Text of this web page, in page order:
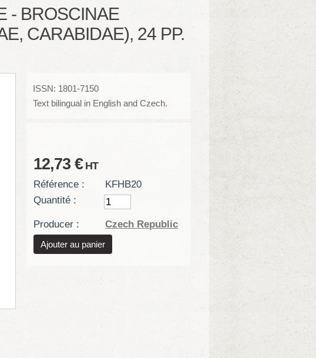
- BROSCINAE
CARABIDAE), 24 PP.
ISSN: 1801-7150
Text bilingual in English and Czech.
12,73 €HT
Référence :
KFHB20
Quantité :
Producer : Czech Republic